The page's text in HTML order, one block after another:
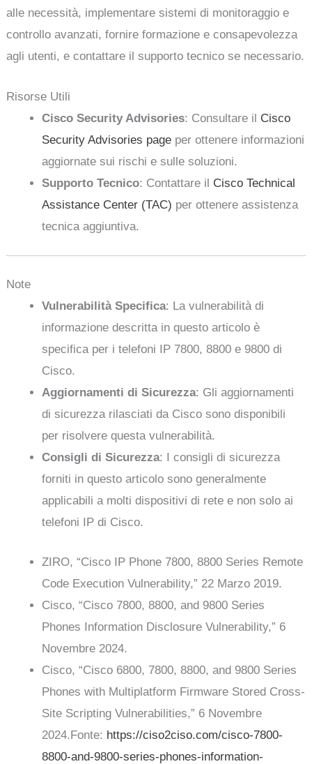
alle necessità, implementare sistemi di monitoraggio e
controllo avanzati, fornire formazione e consapevolezza
agli utenti, e contattare il supporto tecnico se necessario.
Risorse Utili
Cisco Security Advisories: Consultare il Cisco
Security Advisories page per ottenere informazioni
aggiornate sui rischi e sulle soluzioni.
Supporto Tecnico: Contattare il Cisco Technical
Assistance Center (TAC) per ottenere assistenza
tecnica aggiuntiva.
Note
Vulnerabilità Specifica: La vulnerabilità di
informazione descritta in questo articolo è
specifica per i telefoni IP 7800, 8800 e 9800 di
Cisco.
Aggiornamenti di Sicurezza: Gli aggiornamenti
di sicurezza rilasciati da Cisco sono disponibili
per risolvere questa vulnerabilità.
Consigli di Sicurezza: I consigli di sicurezza
forniti in questo articolo sono generalmente
applicabili a molti dispositivi di rete e non solo ai
telefoni IP di Cisco.
ZIRO, “Cisco IP Phone 7800, 8800 Series Remote
Code Execution Vulnerability,” 22 Marzo 2019.
Cisco, “Cisco 7800, 8800, and 9800 Series
Phones Information Disclosure Vulnerability,” 6
Novembre 2024.
Cisco, “Cisco 6800, 7800, 8800, and 9800 Series
Phones with Multiplatform Firmware Stored Cross-
Site Scripting Vulnerabilities,” 6 Novembre
2024.Fonte: https://ciso2ciso.com/cisco-7800-
8800-and-9800-series-phones-information-